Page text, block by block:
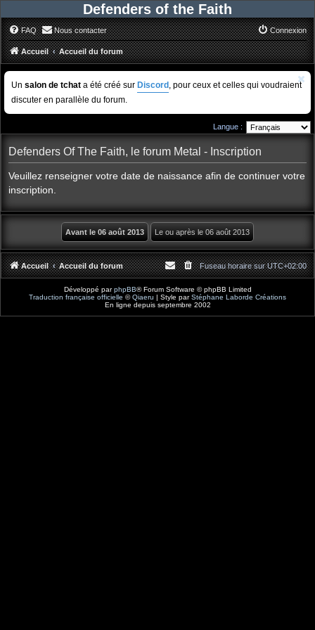
Defenders of the Faith
FAQ Nous contacter Connexion
Accueil Accueil du forum
Un salon de tchat a été créé sur Discord , pour ceux et celles qui voudraient
discuter en parallèle du forum.
Langue :
Defenders Of The Faith, le forum Metal - Inscription
Veuillez renseigner votre date de naissance afin de continuer votre
inscription.
Accueil Accueil du forum Fuseau horaire surUTC+02:00
Développé parphpBB® Forum Software © phpBB Limited
Traduction française officielle ©Qiaeru | Style parStéphane Laborde Créations
En ligne depuis septembre 2002